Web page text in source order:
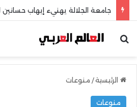
بحث عن
الرئيسية/ منوعات
منوعات